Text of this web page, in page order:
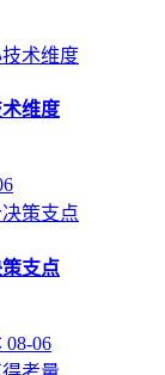
维度
支点
08-06